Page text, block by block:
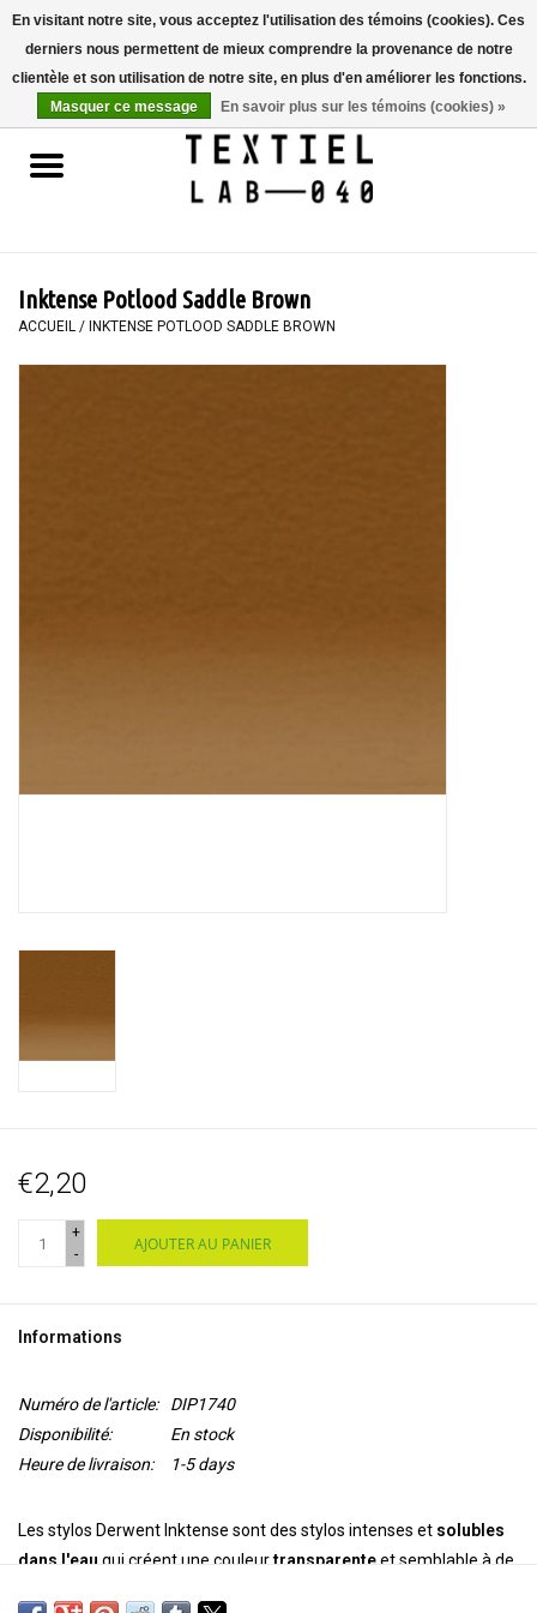
Accueil
LIVRES
PEINTURE
Inktense Potlood Saddle Brown
ACCUEIL / INKTENSE POTLOOD SADDLE BROWN
€2,20
+
-
AJOUTER AU PANIER
Informations
Numéro de l'article:
DIP1740
Disponibilité:
En stock
Heure de livraison:
1-5 days
Les stylos Derwent Inktense sont des stylos intenses et solubles
dans l'eau qui créent une couleurtransparenteet semblable à de
En visitant notre site, vous acceptez l'utilisation des témoins (cookies). Ces
derniers nous permettent de mieux comprendre la provenance de notre
clientèle et son utilisation de notre site, en plus d'en améliorer les fonctions.
Masquer ce message
En savoir plus sur les témoins (cookies) »